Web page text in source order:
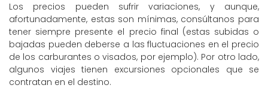
Los precios pueden sufrir variaciones, y aunque,
afortunadamente, estas son mínimas, consúltanos para
tener siempre presente el precio final (estas subidas o
bajadas pueden deberse a las fluctuaciones en el precio
de los carburantes o visados, por ejemplo). Por otro lado,
algunos viajes tienen excursiones opcionales que se
contratan en el destino.